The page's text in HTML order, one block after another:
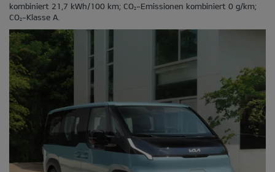
kombiniert 21,7 kWh/100 km; CO2-Emissionen kombiniert 0 g/km;
CO2-Klasse A.